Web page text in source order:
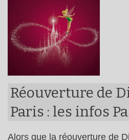
Réouverture de
Paris : les infos
Alors que la réouverture de